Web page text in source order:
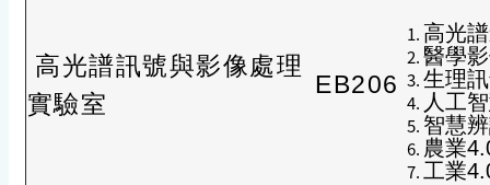
高光譜訊號與影像處理
實驗室
EB206
高光
醫學
生理
人工
智慧
農業
工業